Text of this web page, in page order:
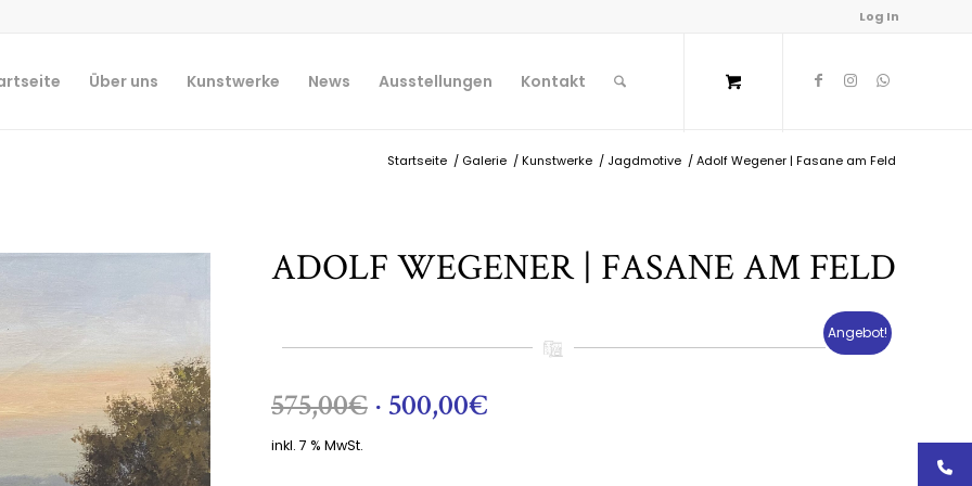
Log In
Über uns Kunstwerke News Ausstellungen Kontakt
Startseite / Galerie /Kunstwerke / Jagdmotive /Adolf Wegener | Fasane am Feld
Angebot!
ADOLF WEGENER | FASANE AM FELD
575,00€ Ursprünglicher
Preis
500,00€Aktueller
inkl. 7 % MwSt.